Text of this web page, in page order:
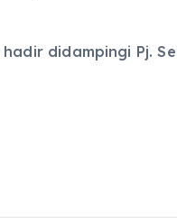
didampingi Pj.